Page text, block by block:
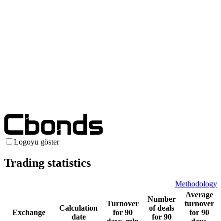
Logoyu göster
Trading statistics
Methodology
Exchange
Calculation
date
Turnover
for 90
Number
of deals
for 90
Average
turnover
for 90